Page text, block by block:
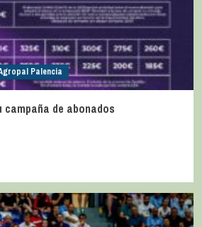
Palencia
de abonados